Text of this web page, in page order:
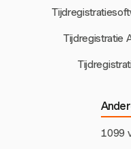
Tijdregistratie
1099